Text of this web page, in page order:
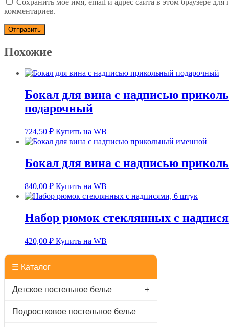
комментариев.
Похожие
Бокал для вина с надписью
подарочный
724,50 ₽ Купить на WB
Бокал для вина с надписью
840,00 ₽ Купить на WB
Набор рюмок стеклянных с
420,00 ₽ Купить на WB
☰ Каталог
Детское постельное белье +
Подростковое постельное белье